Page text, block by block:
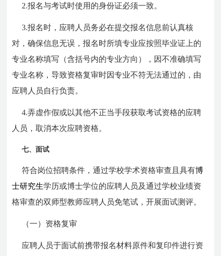
2.报名与考试时使用的身份证必须一致。
3.报名时，应聘人员务必在提交报名信息前认真核
对，确保信息无误，报名时所填专业应按照毕业证上的
专业名称填写（含括号内的专业方向），因不准确填写
专业名称，导致资格复审时因专业不符无法通过的，由
应聘人员自行负责。
4.弄虚作假或以其他不正当手段获取考试资格的应聘
人员，取消本次应聘资格。
七、面试
符合岗位招聘条件，通过学校学术资格审查且具有博
士研究生学历或博士学位的应聘人员及通过学校业绩资
格审查的双师型教师应聘人员免笔试，开展面试测评。
（一）资格复审
应聘人员于面试前携带报名材料原件和复印件进行资